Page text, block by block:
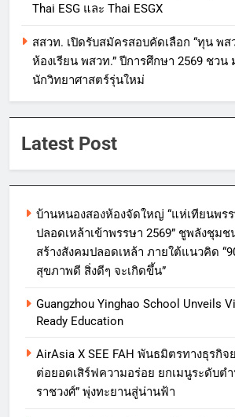
Thai ESG และ Thai ESGX
สสวท. เปิดรับสมัครสอบคัดเลือก “ทุน พส
ห้องเรียน พสวท.” ปีการศึกษา 2569 ชวน
นักวิทยาศาสตร์รุ่นใหม่
Latest Post
บ้านหนองสองห้องจัดใหญ่ “แห่เทียนพร
ปลอดเหล้าเข้าพรรษา 2569” ชูพลังชุม
สร้างสังคมปลอดเหล้า ภายใต้แนวคิด
สุขภาพดี สิ่งดีๆ จะเกิดขึ้น”
Guangzhou Yinghao School Unveils
Ready Education
AirAsia X SEE FAH พันธมิตรทางธุรกิจ
ต่อยอดเสิร์ฟความอร่อย ยกเมนูระดับต
ราชวงศ์” พุ่งทะยานสู่น่านฟ้า